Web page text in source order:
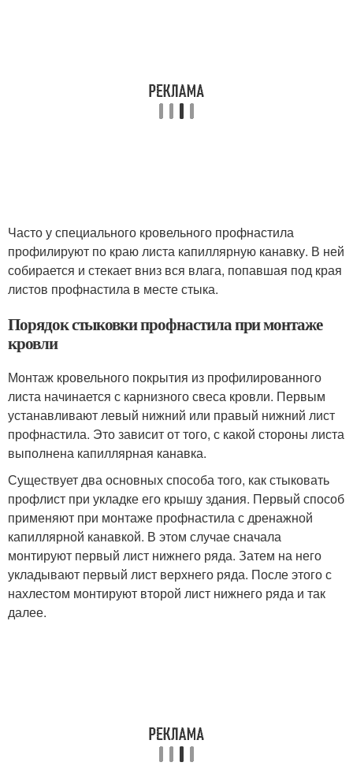
Часто у специального кровельного профнастила
профилируют по краю листа капиллярную канавку. В ней
собирается и стекает вниз вся влага, попавшая под края
листов профнастила в месте стыка.
Порядок стыковки профнастила при монтаже
кровли
Монтаж кровельного покрытия из профилированного
листа начинается с карнизного свеса кровли. Первым
устанавливают левый нижний или правый нижний лист
профнастила. Это зависит от того, с какой стороны листа
выполнена капиллярная канавка.
Существует два основных способа того, как стыковать
профлист при укладке его крышу здания. Первый способ
применяют при монтаже профнастила с дренажной
капиллярной канавкой. В этом случае сначала
монтируют первый лист нижнего ряда. Затем на него
укладывают первый лист верхнего ряда. После этого с
нахлестом монтируют второй лист нижнего ряда и так
далее.